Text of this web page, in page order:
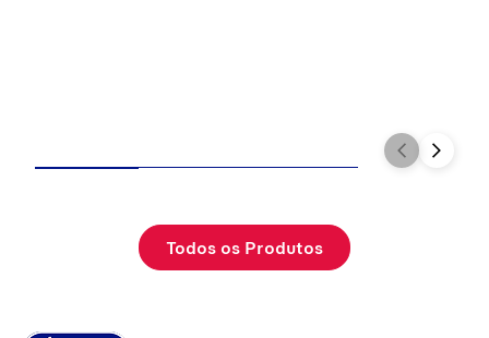
Todos os Produtos